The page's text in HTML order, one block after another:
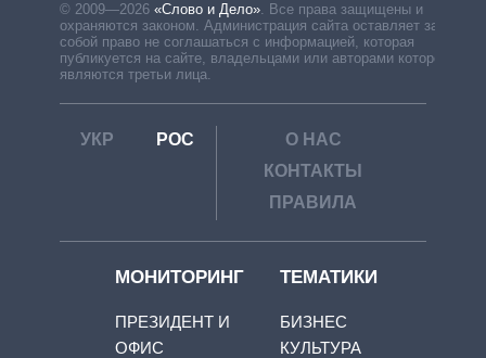
© 2009—2026 «Слово и Дело». Все права защищены и
охраняются законом. Администрация сайта оставляет за
собой право не соглашаться с информацией, которая
публикуется на сайте, владельцами или авторами которой
являются третьи лица.
УКР РОС
О НАС
КОНТАКТЫ
ПРАВИЛА
МОНИТОРИНГ
ПРЕЗИДЕНТ И
ОФИС
ТЕМАТИКИ
БИЗНЕС
КУЛЬТУРА